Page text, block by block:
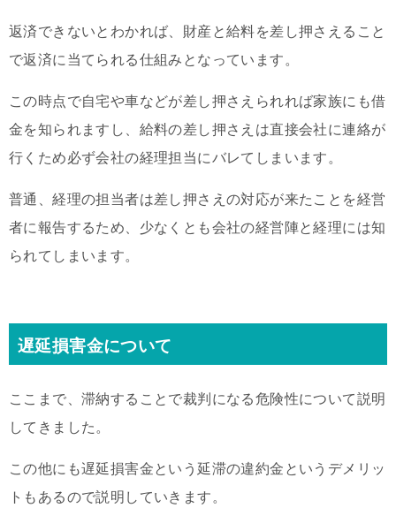
返済できないとわかれば、財産と給料を差し押さえること
で返済に当てられる仕組みとなっています。
この時点で自宅や車などが差し押さえられれば家族にも借
金を知られますし、給料の差し押さえは直接会社に連絡が
行くため必ず会社の経理担当にバレてしまいます。
普通、経理の担当者は差し押さえの対応が来たことを経営
者に報告するため、少なくとも会社の経営陣と経理には知
られてしまいます。
遅延損害金について
ここまで、滞納することで裁判になる危険性について説明
してきました。
この他にも遅延損害金という延滞の違約金というデメリッ
トもあるので説明していきます。